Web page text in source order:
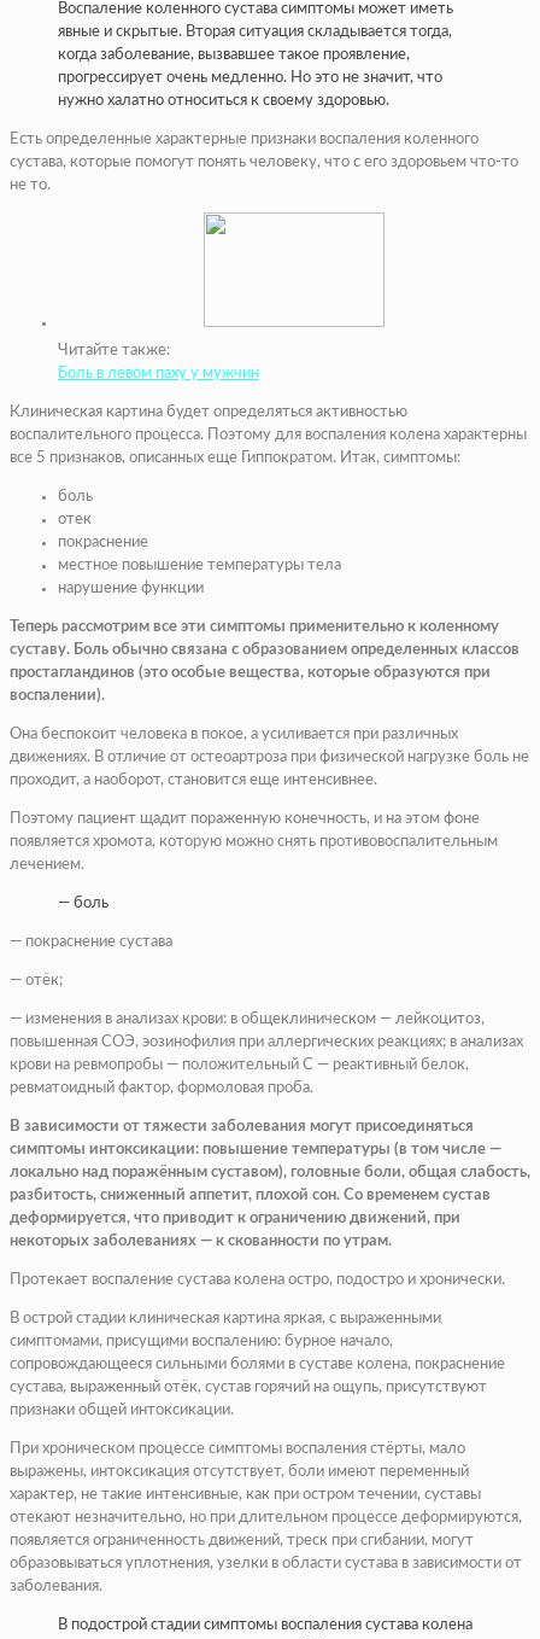
Воспаление коленного сустава симптомы может иметь
явные и скрытые. Вторая ситуация складывается тогда,
когда заболевание, вызвавшее такое проявление,
прогрессирует очень медленно. Но это не значит, что
нужно халатно относиться к своему здоровью.
Есть определенные характерные признаки воспаления коленного
сустава, которые помогут понять человеку, что с его здоровьем что-то
не то.
Читайте также:
Боль в левом паху у мужчин
Клиническая картина будет определяться активностью
воспалительного процесса. Поэтому для воспаления колена характерны
все 5 признаков, описанных еще Гиппократом. Итак, симптомы:
боль
отек
покраснение
местное повышение температуры тела
нарушение функции
Теперь рассмотрим все эти симптомы применительно к коленному
суставу. Боль обычно связана с образованием определенных классов
простагландинов (это особые вещества, которые образуются при
воспалении).
Она беспокоит человека в покое, а усиливается при различных
движениях. В отличие от остеоартроза при физической нагрузке боль не
проходит, а наоборот, становится еще интенсивнее.
Поэтому пациент щадит пораженную конечность, и на этом фоне
появляется хромота, которую можно снять противовоспалительным
лечением.
— боль
— покраснение сустава
— отёк;
— изменения в анализах крови: в общеклиническом — лейкоцитоз,
повышенная СОЭ, эозинофилия при аллергических реакциях; в анализах
крови на ревмопробы — положительный С — реактивный белок,
ревматоидный фактор, формоловая проба.
В зависимости от тяжести заболевания могут присоединяться
симптомы интоксикации: повышение температуры (в том числе —
локально над поражённым суставом), головные боли, общая слабость,
разбитость, сниженный аппетит, плохой сон. Со временем сустав
деформируется, что приводит к ограничению движений, при
некоторых заболеваниях — к скованности по утрам.
Протекает воспаление сустава колена остро, подостро и хронически.
В острой стадии клиническая картина яркая, с выраженными
симптомами, присущими воспалению: бурное начало,
сопровождающееся сильными болями в суставе колена, покраснение
сустава, выраженный отёк, сустав горячий на ощупь, присутствуют
признаки общей интоксикации.
При хроническом процессе симптомы воспаления стёрты, мало
выражены, интоксикация отсутствует, боли имеют переменный
характер, не такие интенсивные, как при остром течении, суставы
отекают незначительно, но при длительном процессе деформируются,
появляется ограниченность движений, треск при сгибании, могут
образовываться уплотнения, узелки в области сустава в зависимости от
заболевания.
В подострой стадии симптомы воспаления сустава колена